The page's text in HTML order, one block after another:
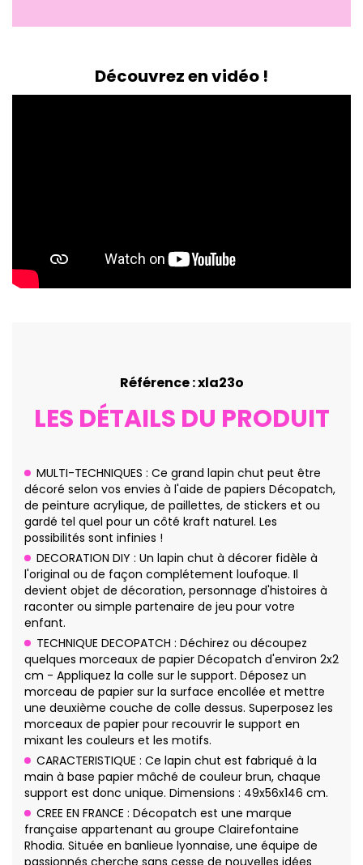
Découvrez en vidéo !
Référence : xla23o
LES DÉTAILS DU PRODUIT
MULTI-TECHNIQUES : Ce grand lapin chut peut être
décoré selon vos envies à l'aide de papiers Décopatch,
de peinture acrylique, de paillettes, de stickers et ou
gardé tel quel pour un côté kraft naturel. Les
possibilités sont infinies !
DECORATION DIY : Un lapin chut à décorer fidèle à
l'original ou de façon complétement loufoque. Il
devient objet de décoration, personnage d'histoires à
raconter ou simple partenaire de jeu pour votre
enfant.
TECHNIQUE DECOPATCH : Déchirez ou découpez
quelques morceaux de papier Décopatch d'environ 2x2
cm - Appliquez la colle sur le support. Déposez un
morceau de papier sur la surface encollée et mettre
une deuxième couche de colle dessus. Superposez les
morceaux de papier pour recouvrir le support en
mixant les couleurs et les motifs.
CARACTERISTIQUE : Ce lapin chut est fabriqué à la
main à base papier mâché de couleur brun, chaque
support est donc unique. Dimensions : 49x56x146 cm.
CREE EN FRANCE : Décopatch est une marque
française appartenant au groupe Clairefontaine
Rhodia. Située en banlieue lyonnaise, une équipe de